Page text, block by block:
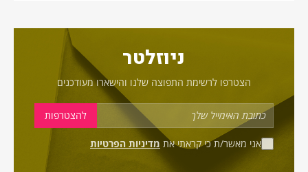
ניוזלטר
הצטרפו לרשימת התפוצה שלנו והישארו מעודכנים
אני מאשר/ת כי קראתי את מדיניות הפרטיות